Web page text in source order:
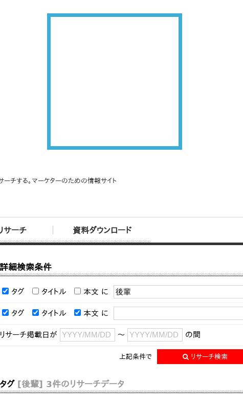
ーチする。マーケターのための情報サイト
サーチ 資料ダウンロード
詳細検索条件
タグ タイトル 本文 に
タグ タイトル 本文 に
リサーチ掲載日が ～ の間
上記条件で リサーチ検索
タグ [後輩] 3件のリサーチデータ